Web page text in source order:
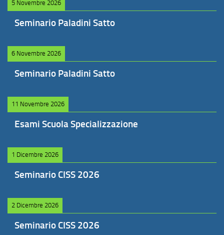
5 Novembre 2026
Seminario Paladini Satto
6 Novembre 2026
Seminario Paladini Satto
11 Novembre 2026
Esami Scuola Specializzazione
1 Dicembre 2026
Seminario CISS 2026
2 Dicembre 2026
Seminario CISS 2026